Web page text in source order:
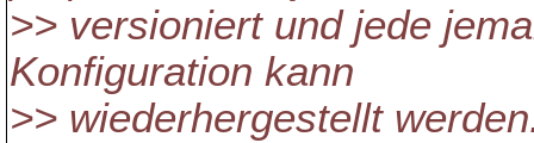
>> versioniert und jede
Konfiguration kann
>> wiederhergestellt